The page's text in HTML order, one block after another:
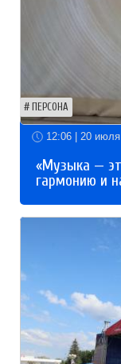
ПЕРСОНА
12:06 | 20 июля
«Музыка —
гармонию и